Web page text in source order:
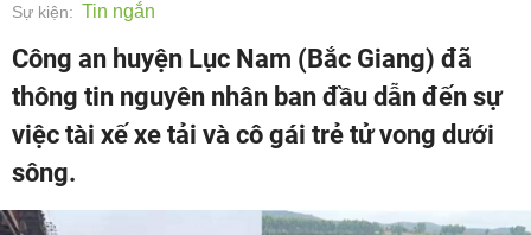
Sự kiện: Tin ngắn
Công an huyện Lục Nam (Bắc Giang) đã
thông tin nguyên nhân ban đầu dẫn đến sự
việc tài xế xe tải và cô gái trẻ tử vong dưới
sông.